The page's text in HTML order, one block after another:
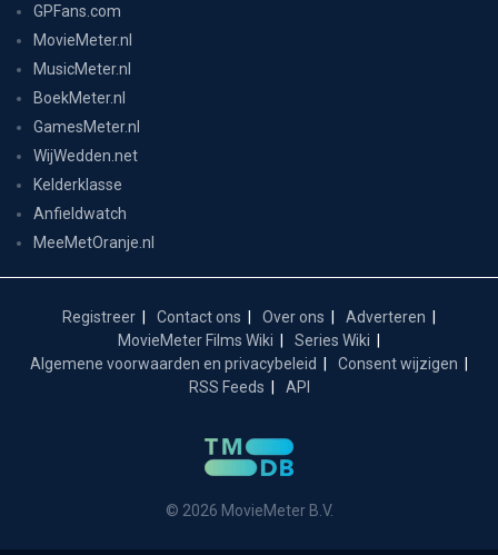
GPFans.com
MovieMeter.nl
MusicMeter.nl
BoekMeter.nl
GamesMeter.nl
WijWedden.net
Kelderklasse
Anfieldwatch
MeeMetOranje.nl
Registreer Contact ons Over ons
Adverteren
MovieMeter Films Wiki
Series Wiki
Algemene voorwaarden en privacybeleid
Consent wijzigen
RSS Feeds
API
© 2026 MovieMeter B.V.